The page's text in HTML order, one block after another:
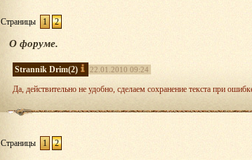
Страницы 1 2
О форуме.
Strannik Drim(2) 22.01.2010 09:24
Да, действительно не удобно, сделаем сохранение текста при
Страницы 1 2